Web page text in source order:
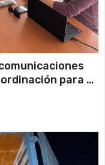
para el